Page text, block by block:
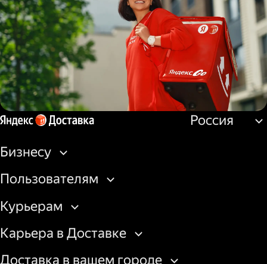
грузовой машины
Пеший курьер
Россия
Бизнесу
Пользователям
Курьерам
Карьера в Доставке
Доставка в вашем городе